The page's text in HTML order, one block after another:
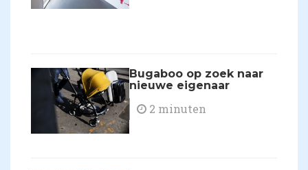
Bugaboo op zoek naar
nieuwe eigenaar
2 minuten